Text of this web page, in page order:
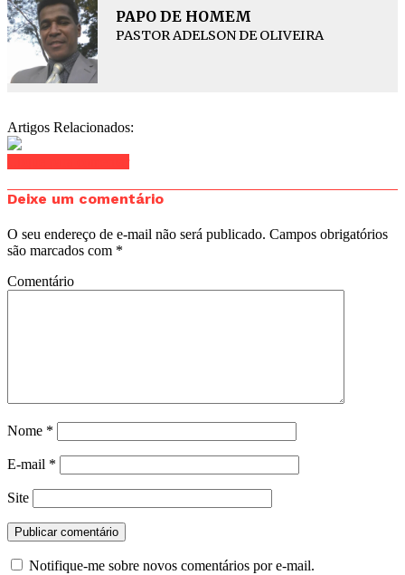
PAPO DE HOMEM
PASTOR ADELSON DE OLIVEIRA
Artigos Relacionados:
Deixe um comentário
O seu endereço de e-mail não será publicado. Campos obrigatórios
são marcados com *
Comentário
Nome *
E-mail *
Site
Notifique-me sobre novos comentários por e-mail.